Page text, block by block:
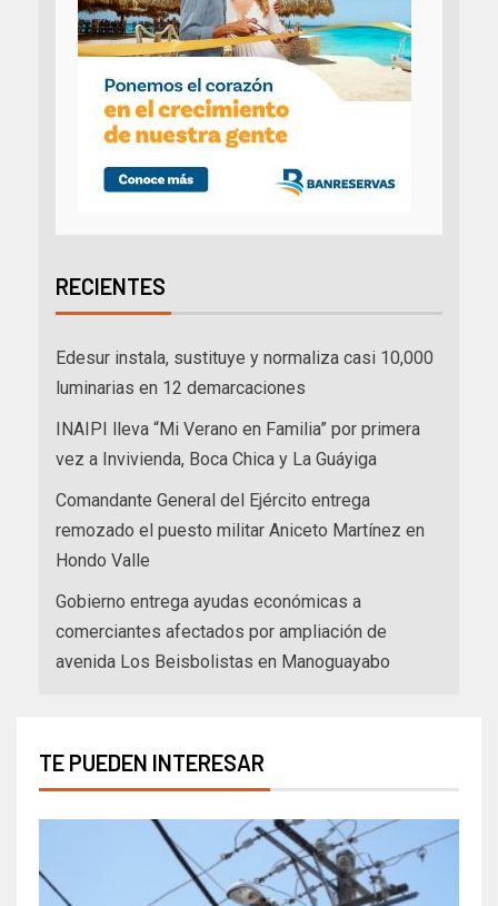
RECIENTES
Edesur instala, sustituye y normaliza casi 10,000
luminarias en 12 demarcaciones
INAIPI lleva “Mi Verano en Familia” por primera
vez a Invivienda, Boca Chica y La Guáyiga
Comandante General del Ejército entrega
remozado el puesto militar Aniceto Martínez en
Hondo Valle
Gobierno entrega ayudas económicas a
comerciantes afectados por ampliación de
avenida Los Beisbolistas en Manoguayabo
TE PUEDEN INTERESAR